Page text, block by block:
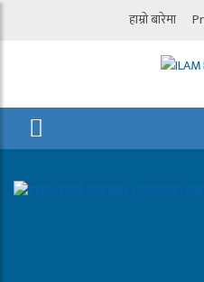
हाम्रो बारेमा